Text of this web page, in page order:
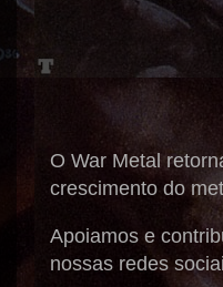
O War Metal
crescimento do
Apoiamos e
nossas redes